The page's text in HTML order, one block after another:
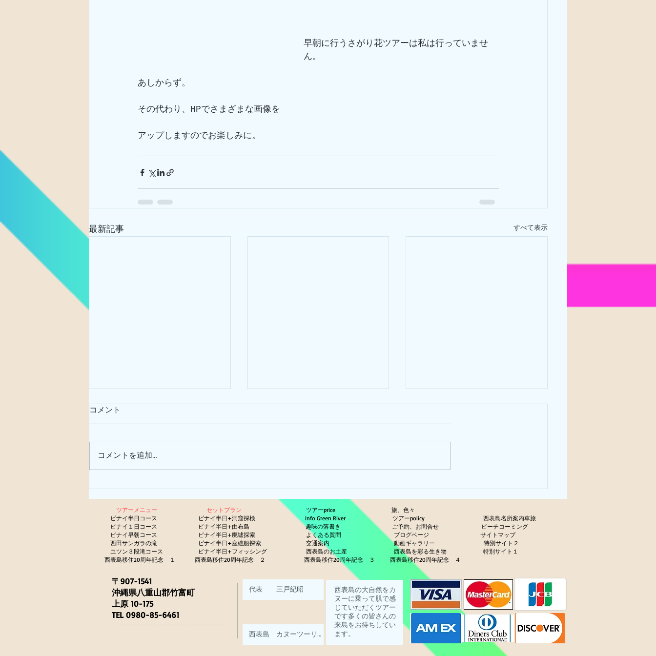
早朝に行うさがり花ツアーは私は行っていませ
ん。
あしからず。
その代わり、HPでさまざまな画像を
アップしますのでお楽しみに。
最新記事 すべて表示
サガリバナ
ピナイ半日+釣りツアー
ひまわり、
コメント
コメントを追加…
ツアーメニュー セットプラン ツアーprice
旅、色々
ピナイ半日コース ピナイ半日+洞窟探検 info Green River ツアーpolicy 西表島名所案内車旅
ピナイ１日コース
ピナイ半日+由布島 趣味の落書き ご予約、お問合せ
ビーチコーミング
ピナイ早朝コース
ピナイ半日+廃墟探索 よくある質問 ブログページ
サイトマップ
西田サンガラの滝
ピナイ半日+座礁船探索 交通案内 動画ギャラリー 特別サイト２
ユツン３段滝コース ピナイ半日+フィッシング 西表島のお土産 西表島を彩る生き物
特別サイト１
西表島移住20周年記念 １ 西表島移住20周年記念 ２ 西表島移住20周年記念 ３ 西表島移住20周年記念 ４
〒907-1541
沖縄県八重山郡竹富町
上原 10-175
TEL 0980-85-6461